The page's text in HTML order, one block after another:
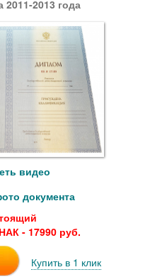
2011-2013 года
видео
документа
- 17990 руб.
Купить в 1 клик